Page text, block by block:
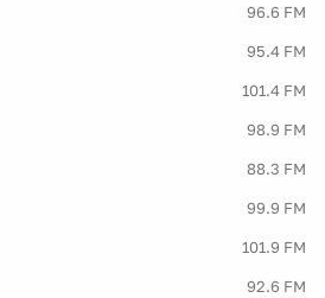
96.6 FM
95.4 FM
101.4 FM
98.9 FM
88.3 FM
99.9 FM
101.9 FM
92.6 FM